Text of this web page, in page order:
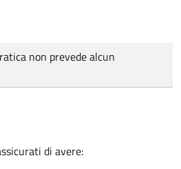
non prevede alcun
di avere: